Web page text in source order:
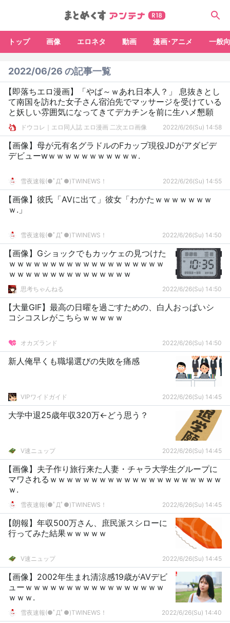
トップ 画像 エロネタ 動画 漫画･アニメ 一般
2022/06/26 の記事一覧
【即落ちエロ漫画】「やば～ｗあれ日本人？」 息抜きとし
て南国を訪れた女子さん宿泊先でマッサージを受けている
と妖しい雰囲気になってきてデカチンを前に生ハメ懇願
ドウコレ｜エロ同人誌 エロ漫画 二次エロ画像 2022/6/26(Su) 14:58
【画像】母が元有名グラドルのFカップ現役JDがアダビデ
デビューwｗｗｗｗｗｗｗｗｗｗｗ.
雪夜速報(●ﾟДﾟ●)TWINEWS！ 2022/6/26(Su) 14:55
【画像】彼氏「AVに出て」彼女「わかたｗｗｗｗｗｗｗ
ｗ.」
雪夜速報(●ﾟДﾟ●)TWINEWS！ 2022/6/26(Su) 14:50
【画像】Gショックでもカッケェの見つけた
ｗｗｗｗｗｗｗｗｗｗｗｗｗｗｗｗｗｗｗ
ｗｗｗｗｗｗｗｗｗｗｗｗｗｗｗ
思考ちゃんねる 2022/6/26(Su) 14:50
【大量GIF】最高の日曜を過ごすための、白人おっぱいシ
コシコスレがこちらｗｗｗｗｗ
オカズランド 2022/6/26(Su) 14:50
新人俺早くも職場選びの失敗を痛感
VIPワイドガイド 2022/6/26(Su) 14:45
大学中退25歳年収320万←どう思う？
V速ニュップ 2022/6/26(Su) 14:45
【画像】夫子作り旅行来た人妻・チャラ大学生グループに
マワされるｗｗｗｗｗｗｗｗｗｗｗｗｗｗｗｗｗｗｗｗｗ
ｗ.
雪夜速報(●ﾟДﾟ●)TWINEWS！ 2022/6/26(Su) 14:45
【朗報】年収500万さん、庶民派スシローに
行ってみた結果ｗｗｗｗｗ
V速ニュップ 2022/6/26(Su) 14:45
【画像】2002年生まれ清涼感19歳がAVデビ
ューｗｗｗｗｗｗｗｗｗｗｗｗｗｗｗｗｗ
ｗｗｗ.
雪夜速報(●ﾟДﾟ●)TWINEWS！ 2022/6/26(Su) 14:40